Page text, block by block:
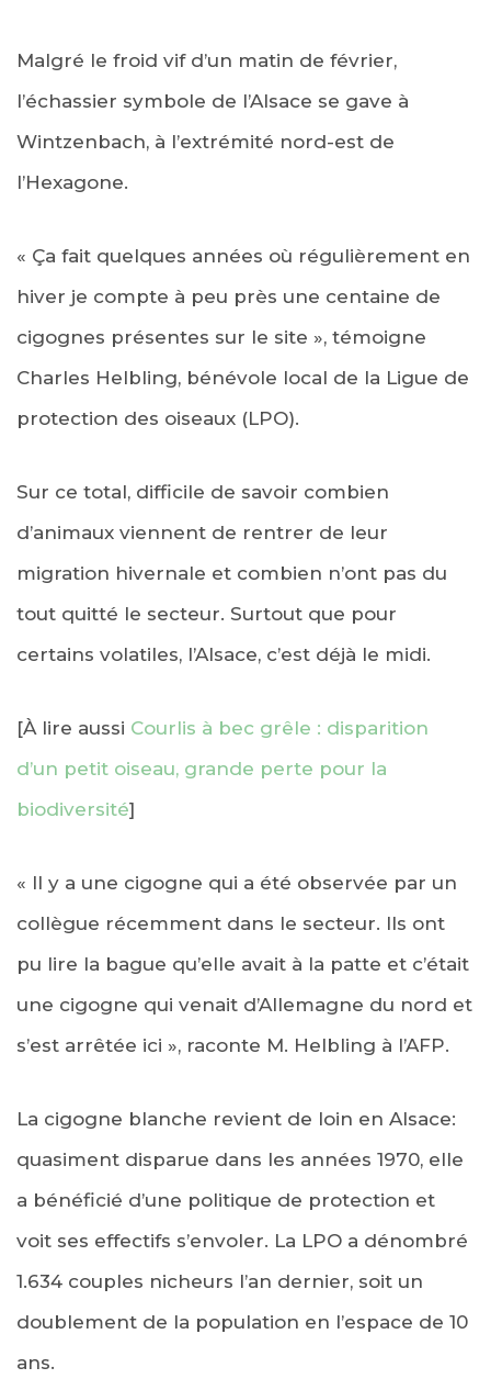
Malgré le froid vif d’un matin de février,
l’échassier symbole de l’Alsace se gave à
Wintzenbach, à l’extrémité nord-est de
l’Hexagone.
« Ça fait quelques années où régulièrement en
hiver je compte à peu près une centaine de
cigognes présentes sur le site », témoigne
Charles Helbling, bénévole local de la Ligue de
protection des oiseaux (LPO).
Sur ce total, difficile de savoir combien
d’animaux viennent de rentrer de leur
migration hivernale et combien n’ont pas du
tout quitté le secteur. Surtout que pour
certains volatiles, l’Alsace, c’est déjà le midi.
[À lire aussi Courlis à bec grêle : disparition
d’un petit oiseau, grande perte pour la
biodiversité]
« Il y a une cigogne qui a été observée par un
collègue récemment dans le secteur. Ils ont
pu lire la bague qu’elle avait à la patte et c’était
une cigogne qui venait d’Allemagne du nord et
s’est arrêtée ici », raconte M. Helbling à l’AFP.
La cigogne blanche revient de loin en Alsace:
quasiment disparue dans les années 1970, elle
a bénéficié d’une politique de protection et
voit ses effectifs s’envoler. La LPO a dénombré
1.634 couples nicheurs l’an dernier, soit un
doublement de la population en l’espace de 10
ans.